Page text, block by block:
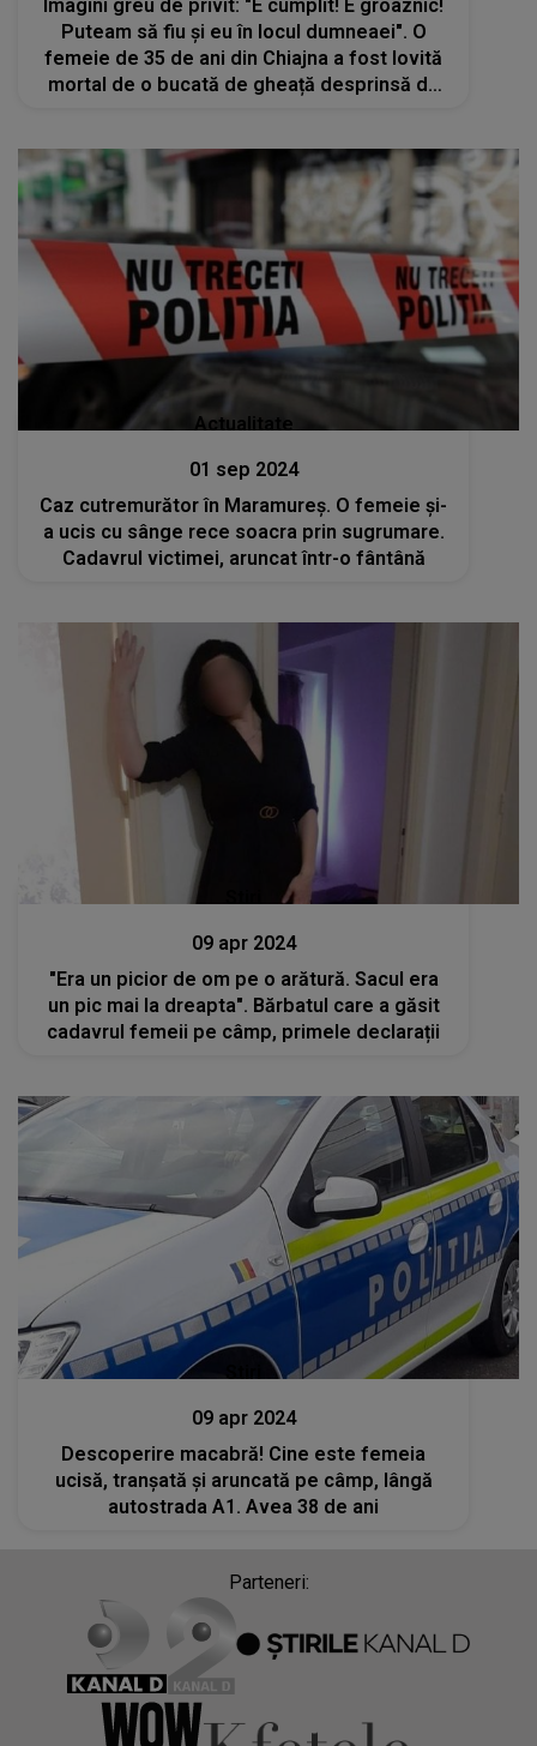
Imagini greu de privit: "E cumplit! E groaznic!
Puteam să fiu și eu în locul dumneaei". O
femeie de 35 de ani din Chiajna a fost lovită
mortal de o bucată de gheață desprinsă de
Actualitate
01 sep 2024
Caz cutremurător în Maramureș. O femeie și-
a ucis cu sânge rece soacra prin sugrumare.
Cadavrul victimei, aruncat într-o fântână
09 apr 2024
"Era un picior de om pe o arătură. Sacul era
un pic mai la dreapta". Bărbatul care a găsit
cadavrul femeii pe câmp, primele declarații
09 apr 2024
Descoperire macabră! Cine este femeia
ucisă, tranșată și aruncată pe câmp, lângă
autostrada A1. Avea 38 de ani
Parteneri: